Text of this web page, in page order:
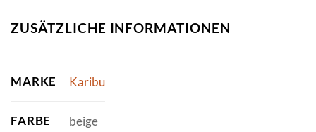
ZUSÄTZLICHE INFORMATIONEN
MARKE Karibu
FARBE beige